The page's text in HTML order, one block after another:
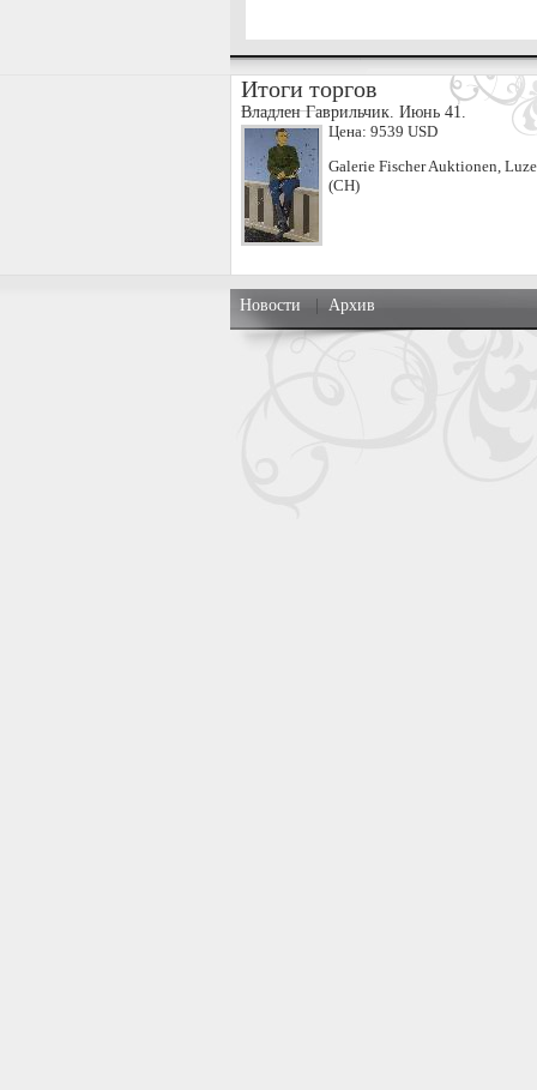
Итоги торгов
Владлен Гаврильчик. Июнь 41.
Цена: 9539 USD
Galerie Fischer Auktionen,
(CH)
Новости Архив